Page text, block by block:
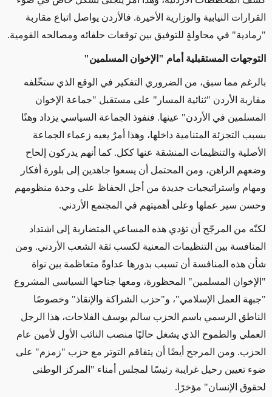
القرارات النيابية والوزارية الأخيرة. فالأردن يواصل اتباع مقاربة
"رمادية" في محاولةٍ للتوفيق بين توقعات حلفائه ومصالحه القومية.
التوجهات المستقبلية أمام "الإخوان المسلمين"
بالرغم مما سبق، من الضروري التفكير في الوقع الذي ستخّلفه
مقاربة الأردن "ثنائية المسار" على مستقبل "جماعة الإخوان
المسلمين في الأردن" عينها. فنفوذ الجماعة السياسي يزداد وهنًا
بسبب التجزئة المتنامية داخلها، وهذا أمرٌ يعيه زعماء الجماعة
الأصلية والتنظيمات المنشقة عنها ككل. كما أنهم يدركون إلحاح
وضعهم الراهن، ومن المحتمل أن يسعوا جاهدين إلى بلورة أفكار
ومهام واستراتيجيات جديدة من أجل الحفاظ على وحدة منظومهم
وحسن سير عملها وعلى أهميتهم في المجتمع الأردني.
لكنّه من المرجّح أن تؤدي هذه المساعي المتضاربة إلى اشتداد
المنافسة بين التنظيمات المعنية لكسب ثقة الشعب الأردني. ومن
شأن هذه المنافسة أن تسبب بدورها عداوةً متعاظمة بين نواة
"الإخوان المسلمين" المحظورة، ومعها جناحها السياسي المشروع
"جبهة العمل الإسلامي"، و"حزب الشراكة والإنقاذ" وخصوصًا
الناطق الرسمي باسم الحزب سالم يوسف الفلاحات، هذا الرجل
العملي والطموح الذي يشغل حاليًا منصب النائب الأول لأمين عام
الحزب. ومن المرجح أيضًا أن يتفاقم التوتر مع حزب "زمزم" على
ضوء تعيين رحيل غرايبة رئيسًا لمجلس أمناء "المركز الوطني
لحقوق الإنسان" مؤخرًا.